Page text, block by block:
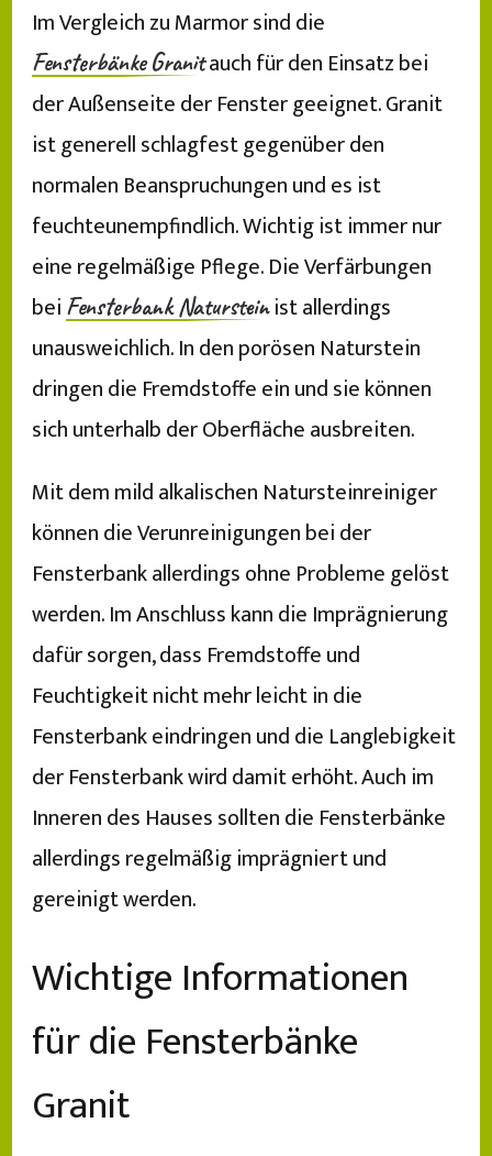
Im Vergleich zu Marmor sind die
Fensterbänke Granitauch für den Einsatz bei
der Außenseite der Fenster geeignet. Granit
ist generell schlagfest gegenüber den
normalen Beanspruchungen und es ist
feuchteunempfindlich. Wichtig ist immer nur
eine regelmäßige Pflege. Die Verfärbungen
bei Fensterbank Natursteinist allerdings
unausweichlich. In den porösen Naturstein
dringen die Fremdstoffe ein und sie können
sich unterhalb der Oberfläche ausbreiten.
Mit dem mild alkalischen Natursteinreiniger
können die Verunreinigungen bei der
Fensterbank allerdings ohne Probleme gelöst
werden. Im Anschluss kann die Imprägnierung
dafür sorgen, dass Fremdstoffe und
Feuchtigkeit nicht mehr leicht in die
Fensterbank eindringen und die Langlebigkeit
der Fensterbank wird damit erhöht. Auch im
Inneren des Hauses sollten die Fensterbänke
allerdings regelmäßig imprägniert und
gereinigt werden.
Wichtige Informationen
für die Fensterbänke
Granit